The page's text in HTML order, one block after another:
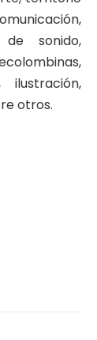
sonido,
otros.